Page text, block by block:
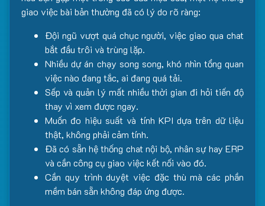
giao việc bài bản thường đã có lý do rõ ràng:
Đội ngũ vượt quá chục người, việc giao qua chat
bắt đầu trôi và trùng lặp.
Nhiều dự án chạy song song, khó nhìn tổng quan
việc nào đang tắc, ai đang quá tải.
Sếp và quản lý mất nhiều thời gian đi hỏi tiến độ
thay vì xem được ngay.
Muốn đo hiệu suất và tính KPI dựa trên dữ liệu
thật, không phải cảm tính.
Đã có sẵn hệ thống chat nội bộ, nhân sự hay ERP
và cần công cụ giao việc kết nối vào đó.
Cần quy trình duyệt việc đặc thù mà các phần
mềm bán sẵn không đáp ứng được.